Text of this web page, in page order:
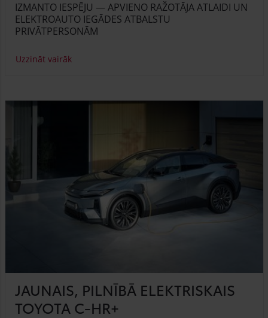
IZMANTO IESPĒJU — APVIENO RAŽOTĀJA ATLAIDI UN
ELEKTROAUTO IEGĀDES ATBALSTU
PRIVĀTPERSONĀM
Uzzināt vairāk
JAUNAIS, PILNĪBĀ ELEKTRISKAIS
TOYOTA C-HR+